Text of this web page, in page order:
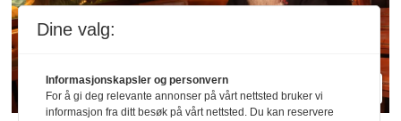
Dine valg:
Informasjonskapsler og personvern
For å gi deg relevante annonser på vårt nettsted bruker vi
informasjon fra ditt besøk på vårt nettsted. Du kan reservere